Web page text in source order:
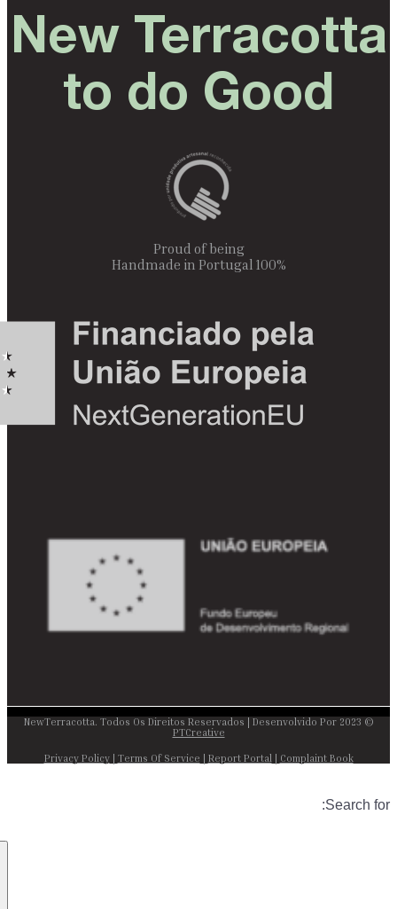
New Terracotta
to do Good
Proud of being
100% Handmade in Portugal
© 2023 NewTerracotta. Todos Os Direitos Reservados | Desenvolvido Por
PTCreative
Privacy Policy| Terms Of Service | Report Portal | Complaint Book
Search for: